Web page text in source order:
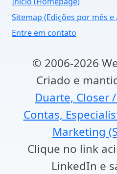
Sitemap (Edições por mês e
Entre em contato
© 2006-2026
Criado e
Duarte, Closer
Contas,
Marketing
Clique no link
LinkedIn e